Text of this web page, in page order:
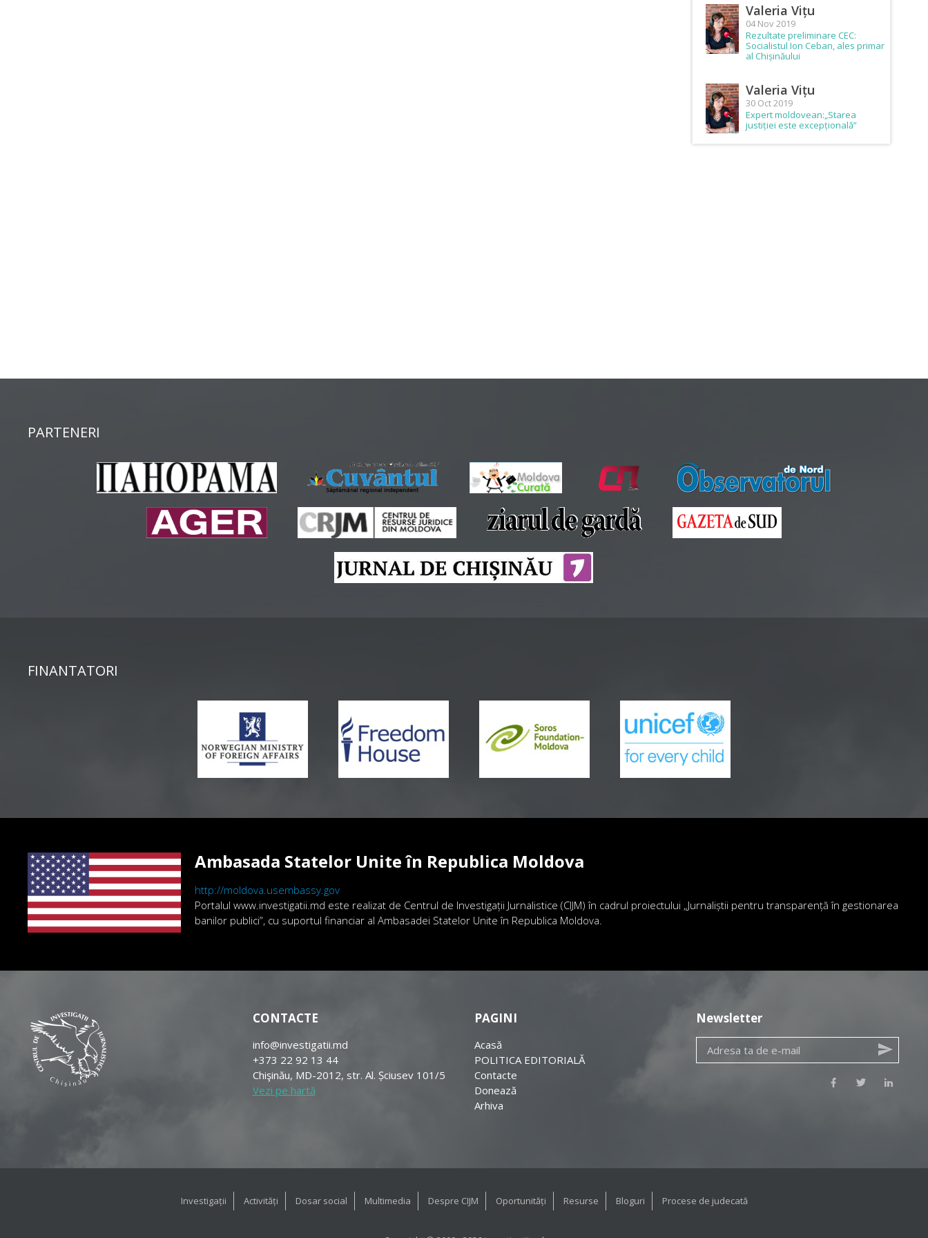
Valeria Vițu
04 Nov 2019
Rezultate preliminare CEC:
Socialistul Ion Ceban, ales primar
al Chișinăului
Valeria Vițu
30 Oct 2019
Expert moldovean:„Starea
justiției este excepțională”
PARTENERI
FINANTATORI
Ambasada Statelor Unite în Republica Moldova
http://moldova.usembassy.gov
Portalul www.investigatii.md este realizat de Centrul de Investigații Jurnalistice (CIJM) în cadrul proiectului „Jurnaliștii pentru transparență în gestionarea
banilor publici”, cu suportul financiar al Ambasadei Statelor Unite în Republica Moldova.
CONTACTE
info@investigatii.md
+373 22 92 13 44
Chişinău, MD-2012, str. Al. Șciusev 101/5
Vezi pe hartă
PAGINI
Acasă
POLITICA EDITORIALĂ
Contacte
Donează
Arhiva
Newsletter
Investigații Activități Dosar social Multimedia Despre CIJM Oportunități Resurse Bloguri Procese de judecată